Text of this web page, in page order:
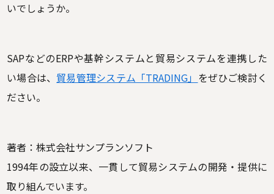
いでしょうか。
SAPなどのERPや基幹システムと貿易システムを連携した
い場合は、貿易管理システム「TRADING」 をぜひご検討く
ださい。
著者：株式会社サンプランソフト
1994年の設立以来、一貫して貿易システムの開発・提供に
取り組んでいます。